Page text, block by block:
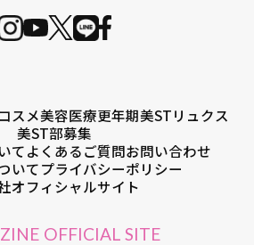
スメ美容医療更年期美STリュクス
美ST部募集
てよくあるご質問お問い合わせ
いてプライバシーポリシー
オフィシャルサイト
OFFICIAL SITE